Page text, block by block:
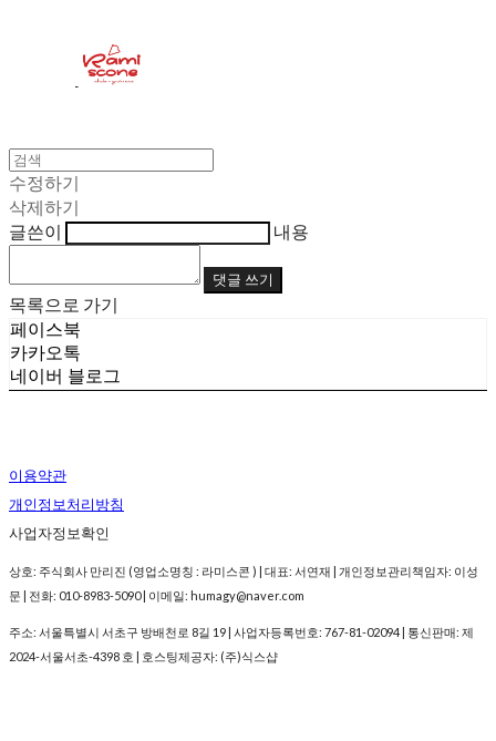
수정하기
삭제하기
글쓴이
내용
댓글 쓰기
목록으로 가기
페이스북
카카오톡
네이버 블로그
이용약관
개인정보처리방침
사업자정보확인
상호: 주식회사 만리진 (영업소명칭 : 라미스콘 ) | 대표: 서연재 | 개인정보관리책임자: 이성
문 | 전화: 010-8983-5090 | 이메일: humagy@naver.com
주소: 서울특별시 서초구 방배천로 8길 19 | 사업자등록번호: 767-81-02094 | 통신판매: 제
2024-서울서초-4398 호 | 호스팅제공자: (주)식스샵